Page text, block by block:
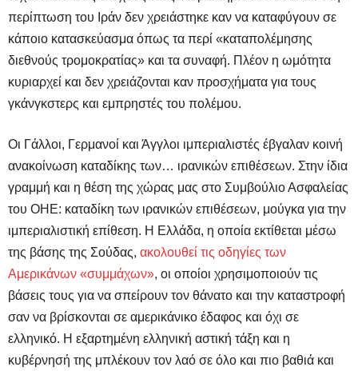
περίπτωση του Ιράν δεν χρειάστηκε καν να καταφύγουν σε
κάποιο κατασκεύασμα όπως τα περί «καταπολέμησης
διεθνούς τρομοκρατίας» και τα συναφή. Πλέον η ωμότητα
κυριαρχεί και δεν χρειάζονται καν προσχήματα για τους
γκάνγκστερς και εμπρηστές του πολέμου.
Οι Γάλλοι, Γερμανοί και Άγγλοι ιμπεριαλιστές έβγαλαν κοινή
ανακοίνωση καταδίκης των… ιρανικών επιθέσεων. Στην ίδια
γραμμή και η θέση της χώρας μας στο Συμβούλιο Ασφαλείας
του ΟΗΕ: καταδίκη των ιρανικών επιθέσεων, μούγκα για την
ιμπεριαλιστική επίθεση. Η Ελλάδα, η οποία εκτίθεται μέσω
της βάσης της Σούδας, ακολουθεί τις οδηγίες των
Αμερικάνων «συμμάχων», οι οποίοι χρησιμοποιούν τις
βάσεις τους για να σπείρουν τον θάνατο και την καταστροφή
σαν να βρίσκονται σε αμερικάνικο έδαφος και όχι σε
ελληνικό. Η εξαρτημένη ελληνική αστική τάξη και η
κυβέρνησή της μπλέκουν τον λαό σε όλο και πιο βαθιά και